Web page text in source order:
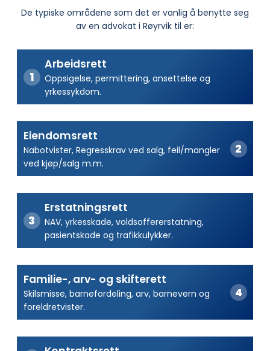
De typiske områdene som det er vanlig å benytte seg
av en advokat i Røyrvik til er:
Arbeidsrett
Oppsigelse, permittering, ansettelse og
yrkessykdom.
Eiendomsrett
Nabotvister, Regresskrav ved salg, feil/mangler
ved kjøp/salg m.m.
Erstatningsrett
NAV, yrkesskade, voldsoffererstatning,
pasientskade og trafikkulykker.
Familie-, arv- og skifterett
Skilsmisse, barnefordeling, arv, barnevern og
foreldretvister.